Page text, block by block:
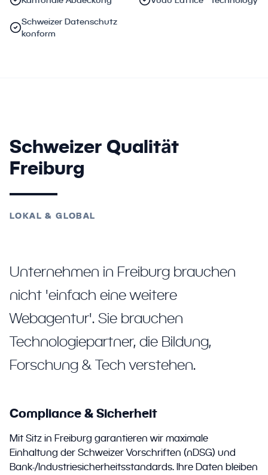
Schweizer Datenschutz
konform
Schweizer Qualität
Freiburg
LOKAL & GLOBAL
Unternehmen in Freiburg brauchen
nicht 'einfach eine weitere
Webagentur'. Sie brauchen
Technologiepartner, die Bildung,
Forschung & Tech verstehen.
Compliance & Sicherheit
Mit Sitz in Freiburg garantieren wir maximale
Einhaltung der Schweizer Vorschriften (nDSG) und
Bank-/Industriesicherheitsstandards. Ihre Daten bleiben